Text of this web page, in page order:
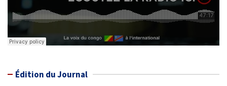
Édition du Journal